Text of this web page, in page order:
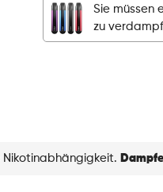
Cranberry
Menge
Sie müssen
zu
Nikotinabhängigkeit.